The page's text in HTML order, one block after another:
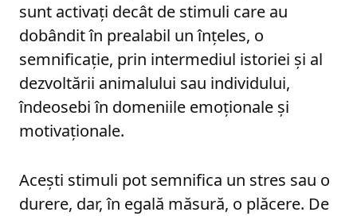
sunt activați decât de stimuli care au
dobândit în prealabil un înțeles, o
semnificație, prin intermediul istoriei și al
dezvoltării animalului sau individului,
îndeosebi în domeniile emoționale și
motivaționale.
Acești stimuli pot semnifica un stres sau o
durere, dar, în egală măsură, o plăcere. De